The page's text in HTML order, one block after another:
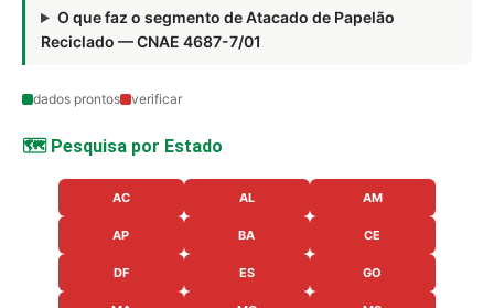
O que faz o segmento de Atacado de Papelão
Reciclado — CNAE 4687-7/01
dados prontos verificar
🗺️ Pesquisa por Estado
AC AL AM
AP BA CE
DF ES GO